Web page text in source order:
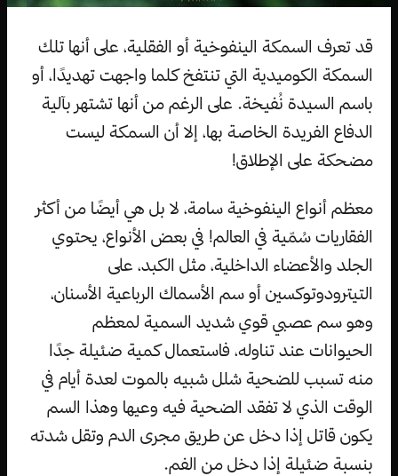
قد تعرف السمكة الينفوخية أو الفقلية، على أنها تلك
السمكة الكوميدية التي تنتفخ كلما واجهت تهديدًا، أو
باسم السيدة نُفيخة. على الرغم من أنها تشتهر بآلية
الدفاع الفريدة الخاصة بها، إلا أن السمكة ليست
مضحكة على الإطلاق!
معظم أنواع الينفوخية سامة، لا بل هي أيضًا من أكثر
الفقاريات سُمّية في العالم! في بعض الأنواع، يحتوي
الجلد والأعضاء الداخلية، مثل الكبد، على
التيترودوتوكسين أو سم الأسماك الرباعية الأسنان،
وهو سم عصبي قوي شديد السمية لمعظم
الحيوانات عند تناوله، فاستعمال كمية ضئيلة جدًا
منه تسبب للضحية شلل شبيه بالموت لعدة أيام في
الوقت الذي لا تفقد الضحية فيه وعيها وهذا السم
يكون قاتل إذا دخل عن طريق مجرى الدم وتقل شدته
بنسبة ضئيلة إذا دخل من الفم.